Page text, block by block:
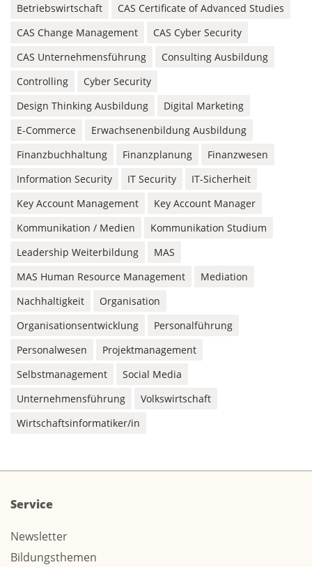
Betriebswirtschaft
CAS Certificate of Advanced Studies
CAS Change Management
CAS Cyber Security
CAS Unternehmensführung
Consulting Ausbildung
Controlling
Cyber Security
Design Thinking Ausbildung
Digital Marketing
E-Commerce
Erwachsenenbildung Ausbildung
Finanzbuchhaltung
Finanzplanung
Finanzwesen
Information Security
IT Security
IT-Sicherheit
Key Account Management
Key Account Manager
Kommunikation / Medien
Kommunikation Studium
Leadership Weiterbildung
MAS
MAS Human Resource Management
Mediation
Nachhaltigkeit
Organisation
Organisationsentwicklung
Personalführung
Personalwesen
Projektmanagement
Selbstmanagement
Social Media
Unternehmensführung
Volkswirtschaft
Wirtschaftsinformatiker/in
Service
Newsletter
Bildungsthemen